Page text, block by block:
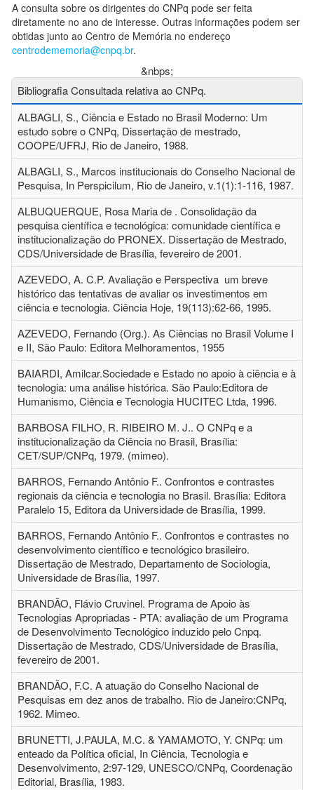
A consulta sobre os dirigentes do CNPq pode ser feita
diretamente no ano de interesse. Outras informações podem ser
obtidas junto ao Centro de Memória no endereço
centrodememoria@cnpq.br.
&nbps;
Bibliografia Consultada relativa ao CNPq.
ALBAGLI, S., Ciência e Estado no Brasil Moderno: Um
estudo sobre o CNPq, Dissertação de mestrado,
COOPE/UFRJ, Rio de Janeiro, 1988.
ALBAGLI, S., Marcos institucionais do Conselho Nacional de
Pesquisa, In Perspicilum, Rio de Janeiro, v.1(1):1-116, 1987.
ALBUQUERQUE, Rosa Maria de . Consolidação da
pesquisa científica e tecnológica: comunidade científica e
institucionalização do PRONEX. Dissertação de Mestrado,
CDS/Universidade de Brasília, fevereiro de 2001.
AZEVEDO, A. C.P. Avaliação e Perspectiva um breve
histórico das tentativas de avaliar os investimentos em
ciência e tecnologia. Ciência Hoje, 19(113):62-66, 1995.
AZEVEDO, Fernando (Org.). As Ciências no Brasil Volume I
e II, São Paulo: Editora Melhoramentos, 1955
BAIARDI, Amilcar.Sociedade e Estado no apoio à ciência e à
tecnologia: uma análise histórica. São Paulo:Editora de
Humanismo, Ciência e Tecnologia HUCITEC Ltda, 1996.
BARBOSA FILHO, R. RIBEIRO M. J.. O CNPq e a
institucionalização da Ciência no Brasil, Brasília:
CET/SUP/CNPq, 1979. (mimeo).
BARROS, Fernando Antônio F.. Confrontos e contrastes
regionais da ciência e tecnologia no Brasil. Brasília: Editora
Paralelo 15, Editora da Universidade de Brasília, 1999.
BARROS, Fernando Antônio F.. Confrontos e contrastes no
desenvolvimento científico e tecnológico brasileiro.
Dissertação de Mestrado, Departamento de Sociologia,
Universidade de Brasília, 1997.
BRANDÃO, Flávio Cruvinel. Programa de Apoio às
Tecnologias Apropriadas - PTA: avaliação de um Programa
de Desenvolvimento Tecnológico induzido pelo Cnpq.
Dissertação de Mestrado, CDS/Universidade de Brasília,
fevereiro de 2001.
BRANDÃO, F.C. A atuação do Conselho Nacional de
Pesquisas em dez anos de trabalho. Rio de Janeiro:CNPq,
1962. Mimeo.
BRUNETTI, J.PAULA, M.C. & YAMAMOTO, Y. CNPq: um
enteado da Política oficial, In Ciência, Tecnologia e
Desenvolvimento, 2:97-129, UNESCO/CNPq, Coordenação
Editorial, Brasília, 1983.